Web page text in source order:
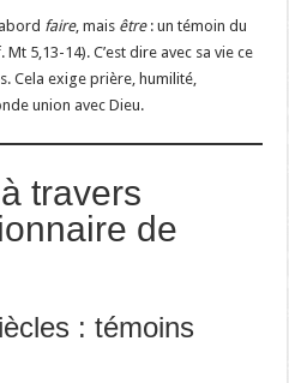
faire, mais être: un témoin du
5,13-14). C’est dire avec sa vie ce
Cela exige prière, humilité,
union avec Dieu.
travers
de
: témoins